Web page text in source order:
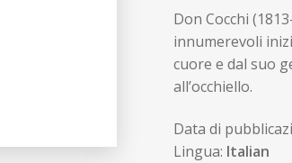
Don Cocchi
innumerevoli
cuore e dal suo
all’occhiello.
Data di
Lingua: Italian